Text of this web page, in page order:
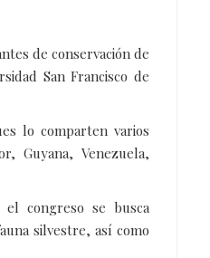
de conservación de
San Francisco de
lo comparten varios
Guyana, Venezuela,
congreso se busca
silvestre, así como